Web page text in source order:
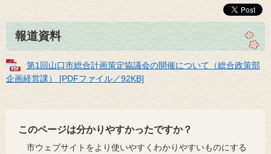
報道資料
第1回山口市総合計画策定協議会の開催について（総合政策部
企画経営課） [PDFファイル／92KB]
このページは分かりやすかったですか？
市ウェブサイトをより使いやすくわかりやすいものにする